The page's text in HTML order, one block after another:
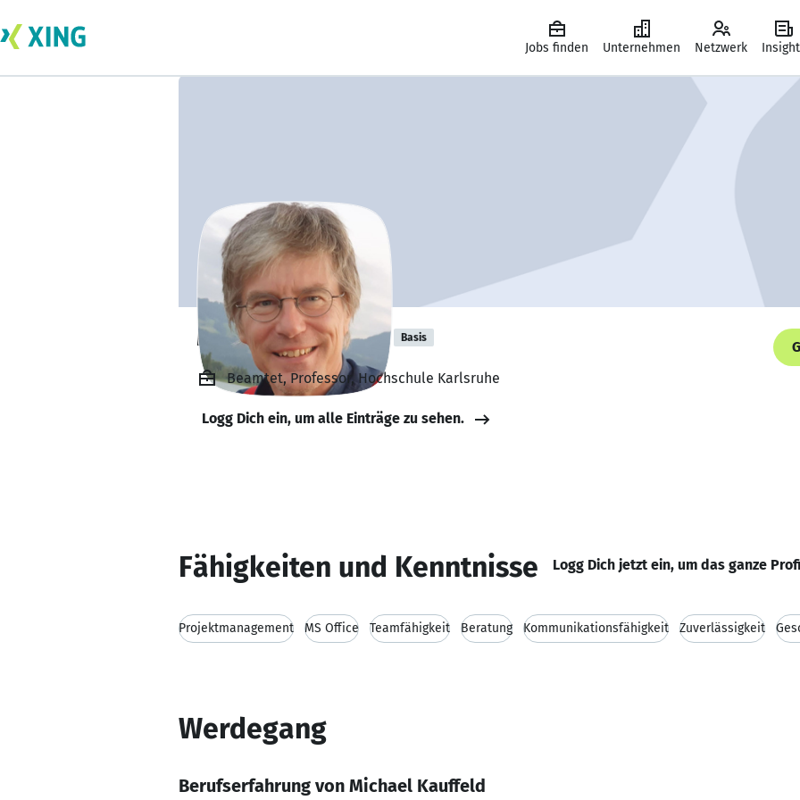
Jobs finden Unternehmen Netzwerk
Michael Kauffeld Basis
Beamtet, Professor, Hochschule Karlsruhe
Logg Dich ein, um alle Einträge zu sehen.
Fähigkeiten und Kenntnisse Logg Dich jetzt ein, um das ganze
Projektmanagement MS Office Teamfähigkeit Beratung Kommunikationsfähigkeit Zuverlässigkeit
Werdegang
Berufserfahrung von Michael Kauffeld